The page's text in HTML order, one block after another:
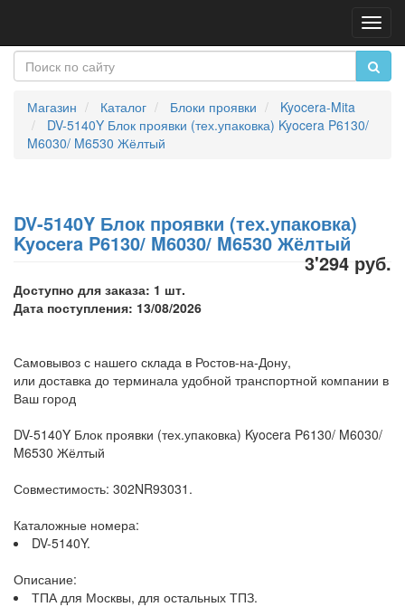
Магазин Каталог Блоки проявки
Kyocera-Mita
DV-5140Y Блок проявки (тех.упаковка) Kyocera P6130/
M6030/ M6530 Жёлтый
DV-5140Y Блок проявки (тех.упаковка)
Kyocera P6130/ M6030/ M6530 Жёлтый
3'294 руб.
Доступно для заказа: 1 шт.
Дата поступления: 13/08/2026
Самовывоз с нашего склада в Ростов-на-Дону,
или доставка до терминала удобной транспортной компании в
Ваш город
DV-5140Y Блок проявки (тех.упаковка) Kyocera P6130/ M6030/
M6530 Жёлтый
Совместимость: 302NR93031.
Каталожные номера:
DV-5140Y.
Описание:
ТПА для Москвы, для остальных ТПЗ.